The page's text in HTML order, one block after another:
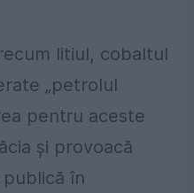
litiul, cobaltul
„petrolul
pentru aceste
și provoacă
în